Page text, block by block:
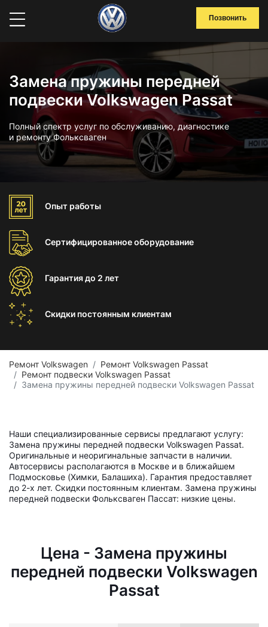
Позвонить
Замена пружины передней
подвески Volkswagen Passat
Полный спектр услуг по обслуживанию, диагностике
и ремонту Фольксваген
Опыт работы
Сертифицированноеоборудование
Гарантиядо 2 лет
Скидки постоянным клиентам
Ремонт Volkswagen
Ремонт Volkswagen Passat
Ремонт подвески Volkswagen Passat
Замена пружины передней подвески Volkswagen Passat
Наши специализированные сервисы предлагают услугу:
Замена пружины передней подвески Volkswagen Passat.
Оригинальные и неоригинальные запчасти в наличии.
Автосервисы располагаются в Москве и в ближайшем
Подмосковье (Химки, Балашиха). Гарантия предоставляет
до 2-х лет. Скидки постоянным клиентам. Замена пружины
передней подвески Фольксваген Пассат: низкие цены.
Цена - Замена пружины
передней подвески Volkswagen
Passat